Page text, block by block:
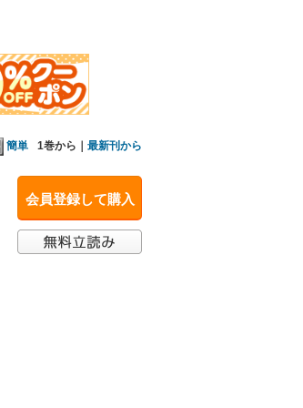
簡単 1巻から｜ 最新刊から
会員登録して購入